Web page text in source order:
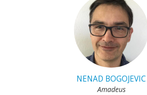
NENAD BOGOJEVIC
Amadeus